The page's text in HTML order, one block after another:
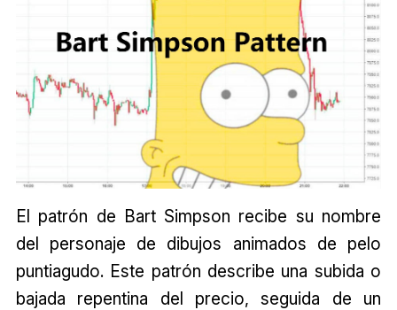
El patrón de Bart Simpson recibe su nombre
del personaje de dibujos animados de pelo
puntiagudo. Este patrón describe una subida o
bajada repentina del precio, seguida de un